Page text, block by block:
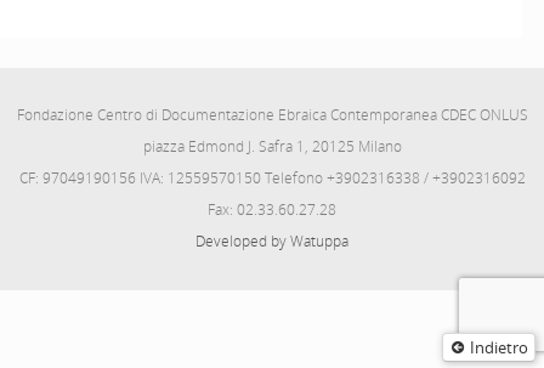
Indietro
Fondazione Centro di Documentazione Ebraica Contemporanea CDEC ONLUS
piazza Edmond J. Safra 1, 20125 Milano
CF: 97049190156 IVA: 12559570150 Telefono +3902316338 / +3902316092
Fax: 02.33.60.27.28
Developed by Watuppa